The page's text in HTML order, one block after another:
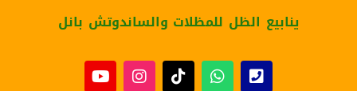
ينابيع الظل للمظلات والساندوتش بانل